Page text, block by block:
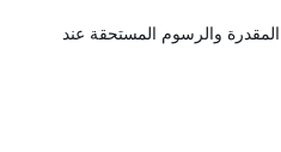
والرسوم المستحقة عند